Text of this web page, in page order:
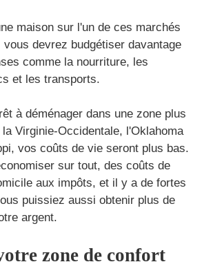
maison sur l'un de ces marchés
devrez budgétiser davantage
comme la nourriture, les
et les transports.
à déménager dans une zone plus
Virginie-Occidentale, l'Oklahoma
vos coûts de vie seront plus bas.
sur tout, des coûts de
aux impôts, et il y a de fortes
puissiez aussi obtenir plus de
argent.
zone de confort